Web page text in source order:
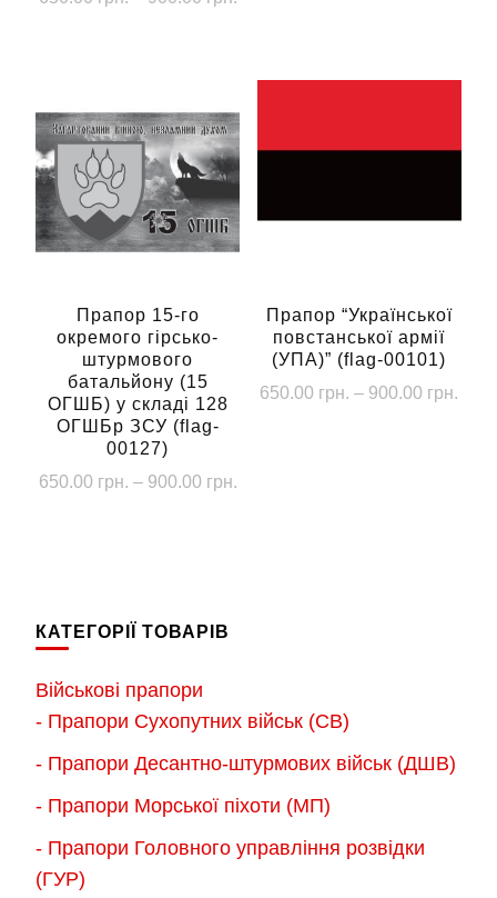
650.00 грн.
900.00 грн.
кілька
варіантів.
Параметри
можна
вибрати
сторінці
товару
кілька
Параметри
Прапор 15-го
окремого гірсько-
штурмового
батальйону (15
ОГШБ) у складі 128
ОГШБр ЗСУ (flag-
00127)
650.00 грн. – 900.00 грн.Діапазон
варіантів.
можна
вибрати
на
сторінці
Прапор “Української
повстанської армії
(УПА)” (flag-00101)
650.00 грн. – 900.00 грн.
КАТЕГОРІЇ ТОВАРІВ
Військові прапори
- Прапори Сухопутних військ (СВ)
- Прапори Десантно-штурмових військ (ДШВ)
- Прапори Морської піхоти (МП)
- Прапори Головного управління розвідки
(ГУР)